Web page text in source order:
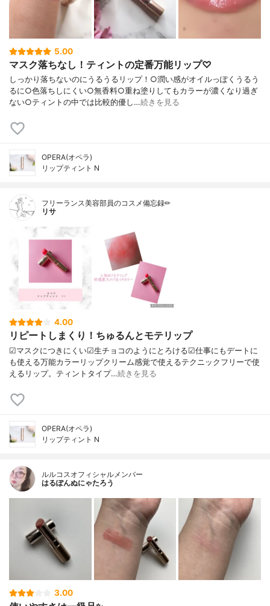
5.00
マスク落ちなし！ティントの定番万能リップ♡
しっかり落ちないのにうるうるリップ！○潤い感がオイルっぽくうるう
るに○色落ちしにくい○無香料○重ね塗りしてもカラーが濃くなり過ぎ
ない○ティントの中では比較的優し…続きを見る
OPERA(オペラ)
リップティント N
フリーランス美容部員のコスメ備忘録✏︎
リサ
4.00
リピートしまくり！ちゅるんとモテリップ
☑︎マスクにつきにくい☑︎生チョコのようにとろける☑︎仕事にもデートに
も使える万能カラーリップクリーム感覚で使えるテクニックフリーで使
えるリップ。ティントタイプ…続きを見る
OPERA(オペラ)
リップティント N
ルルコスオフィシャルメンバー
はるぽんぬにゃたろう
3.00